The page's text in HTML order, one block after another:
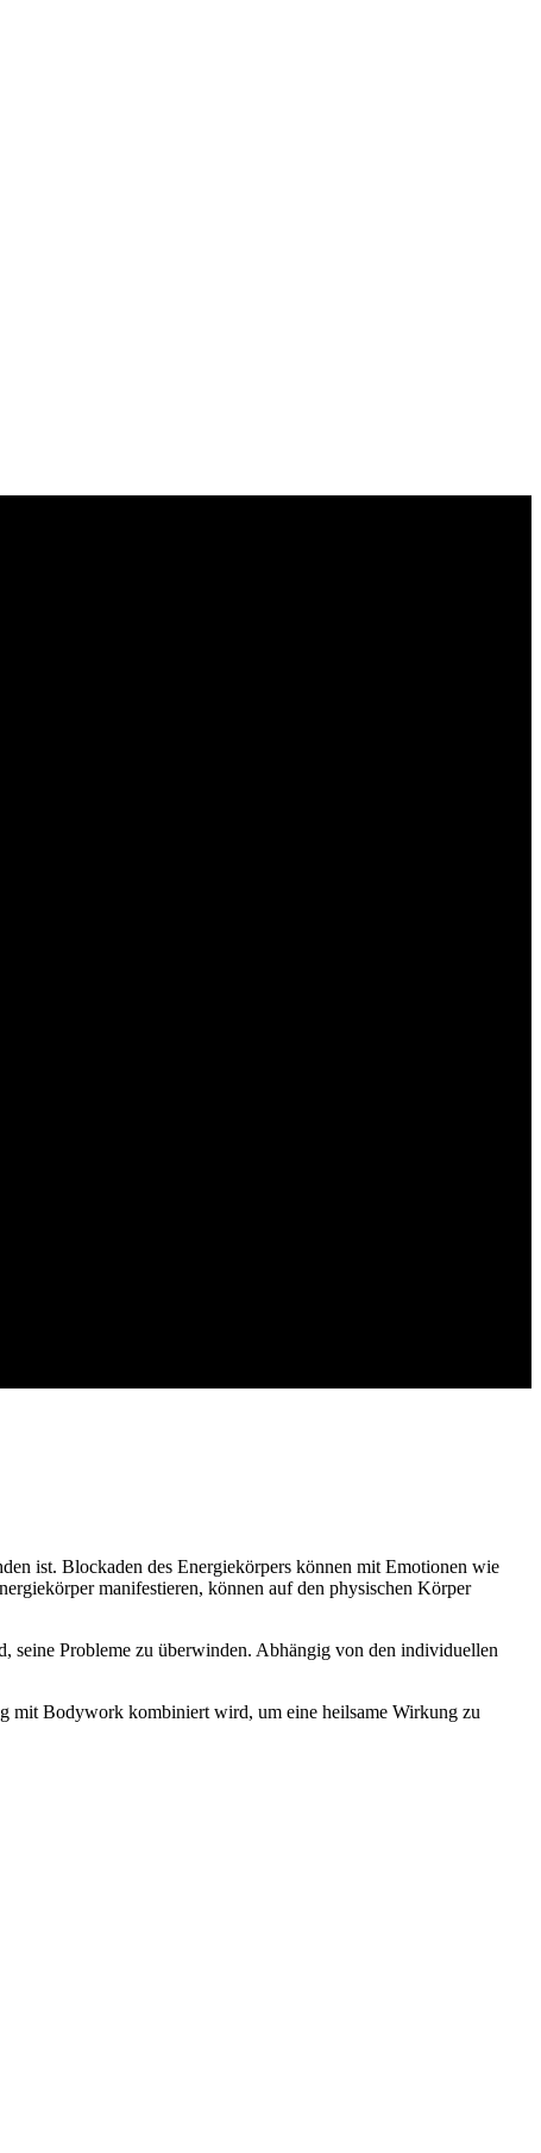
ist. Blockaden des Energiekörpers können mit Emotionen wie
manifestieren, können auf den physischen Körper
seine Probleme zu überwinden. Abhängig von den individuellen
mit Bodywork kombiniert wird, um eine heilsame Wirkung zu